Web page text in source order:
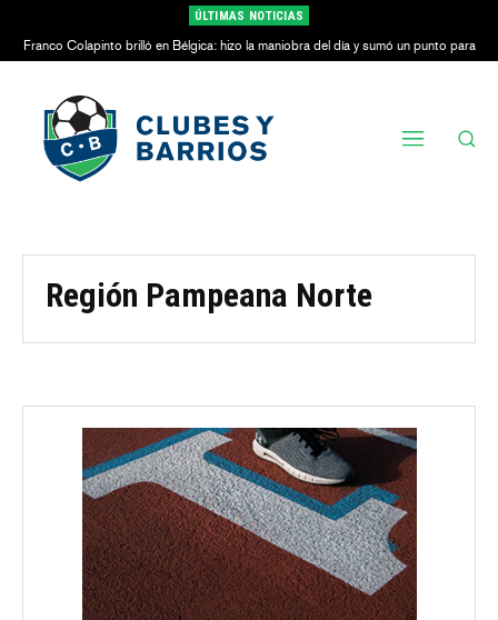
ÚLTIMAS NOTICIAS
Franco Colapinto brilló en Bélgica: hizo la maniobra del día y sumó un punto para
Alpine
Región Pampeana Norte